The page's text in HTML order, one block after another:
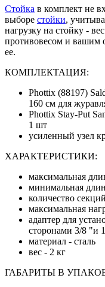
Стойка в комплект не
выборе стойки,
нагрузку на стойку -
противовесом и вашим
ее.
КОМПЛЕКТАЦИЯ:
Phottix (88197)
160 см для
Phottix Stay-Put
1 шт
усиленный узел
ХАРАКТЕРИСТИКИ:
максимальная
минимальная
количество
максимальная
адаптер для
сторонами 3/8 "и
материал - сталь
вес - 2 кг
ГАБАРИТЫ В